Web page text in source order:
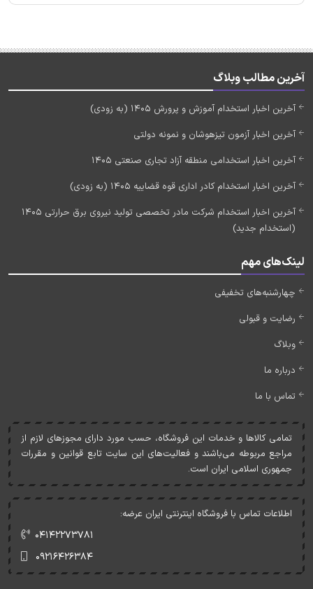
آخرین مطالب وبلاگ
آخرین اخبار استخدام آموزش و پرورش 1405 (به زودی)
آخرین اخبار آزمون تیزهوشان و نمونه دولتی
آخرین اخبار استخدامی منطقه آزاد تجاری صنعتی 1405
آخرین اخبار استخدام کادر اداری قوه قضاییه 1405 (به زودی)
آخرین اخبار استخدام شرکت مادر تخصصی تولید نیروی برق حرارتی 1405
(استخدام جدید)
لینک‌های مهم
چهارشنبه‌های تخفیفی
رضایت و قبولی
وبلاگ
درباره ما
تماس با ما
تمامی کالاها و خدمات اين فروشگاه، حسب مورد دارای مجوزهای لازم از
مراجع مربوطه می‌باشند و فعاليت‌های اين سايت تابع قوانين و مقررات
جمهوری اسلامی ايران است.
اطلاعات تماس با فروشگاه اینترنتی ایران عرضه:
۰۴۱۴۲۲۷۳۷۸۱
۰۹۲۱۶۴۲۶۳۸۴